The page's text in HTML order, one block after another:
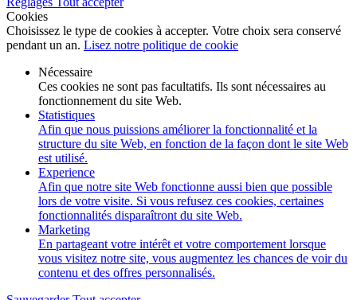
Cookies
Choisissez le type de cookies à accepter. Votre choix sera conservé
pendant un an. Lisez notre politique de cookie
Nécessaire
Ces cookies ne sont pas facultatifs. Ils sont nécessaires au
fonctionnement du site Web.
Statistiques
Afin que nous puissions améliorer la fonctionnalité et la
structure du site Web, en fonction de la façon dont le site Web
est utilisé.
Experience
Afin que notre site Web fonctionne aussi bien que possible
lors de votre visite. Si vous refusez ces cookies, certaines
fonctionnalités disparaîtront du site Web.
Marketing
En partageant votre intérêt et votre comportement lorsque
vous visitez notre site, vous augmentez les chances de voir du
contenu et des offres personnalisés.